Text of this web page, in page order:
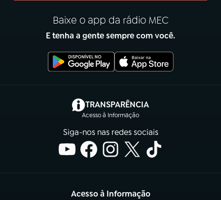
Baixe o app da rádio MEC
E tenha a gente sempre com você.
TRANSPARÊNCIA
Acesso à Informação
(abre em nova aba)
Siga-nos nas redes sociais
Acesso à Informação